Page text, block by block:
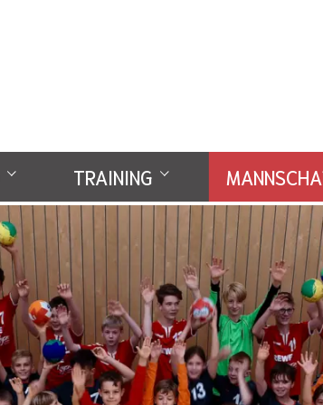
TRAINING
Trainingsablauf
Trainingszeiten
B-Jugend
C-Jugend
D-Jugend 1
D-Jugend 2